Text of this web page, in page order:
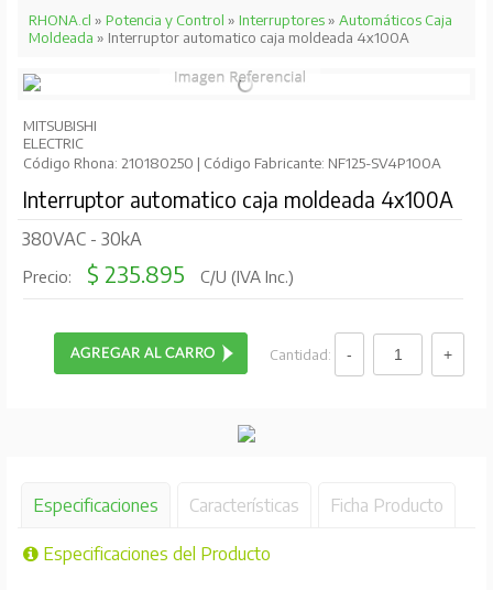
RHONA.cl » Potencia y Control » Interruptores» Automáticos Caja
Moldeada » Interruptor automatico caja moldeada 4x100A
MITSUBISHI
ELECTRIC
Código Rhona: 210180250 | Código Fabricante: NF125-SV4P100A
Interruptor automatico caja moldeada 4x100A
380VAC - 30kA
Precio: $ 235.895 C/U (IVA Inc.)
Cantidad:
Especificaciones Características Ficha Producto
Especificaciones del Producto